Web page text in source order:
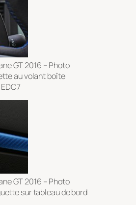
GT 2016 – Photo
au volant boîte
GT 2016 – Photo
sur tableau de bord